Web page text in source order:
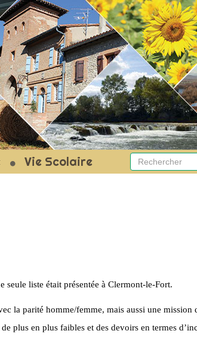
Vie Scolaire
seule liste était présentée à Clermont-le-Fort.
la parité homme/femme, mais aussi une mission
plus en plus faibles et des devoirs en termes